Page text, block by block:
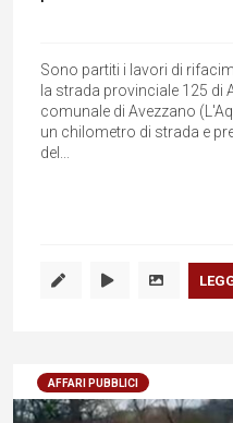
Sono partiti i lavori di
la strada provinciale 125 di
comunale di Avezzano
un chilometro di strada e
del...
AFFARI PUBBLICI